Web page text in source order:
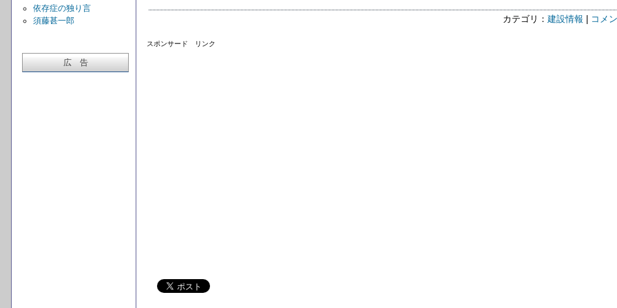
依存症の独り言
須藤甚一郎
広 告
カテゴリ： 建設情報 コメ
スポンサード リンク